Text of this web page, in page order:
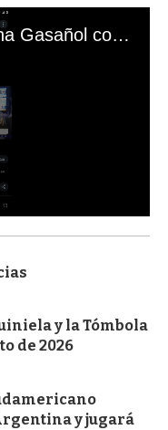
El mal momento de Yanina Gasañol con un hincha argentino en "Subrayado"
y la Tómbola
de 2026
y jugará